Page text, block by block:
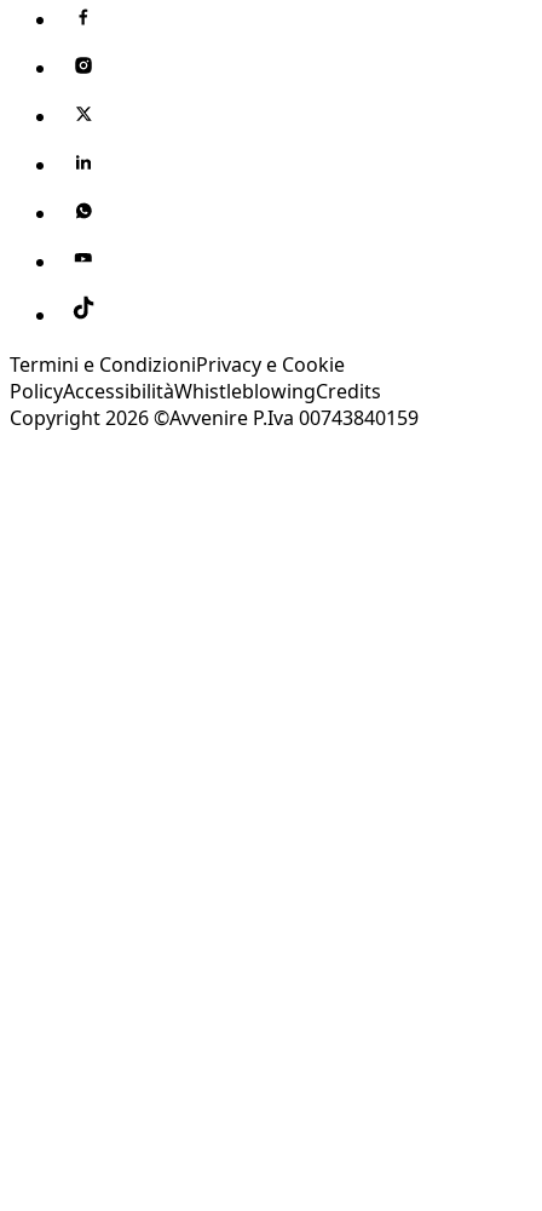
Termini e CondizioniPrivacy e Cookie
PolicyAccessibilitàWhistleblowingCredits
Copyright 2026 ©Avvenire P.Iva 00743840159